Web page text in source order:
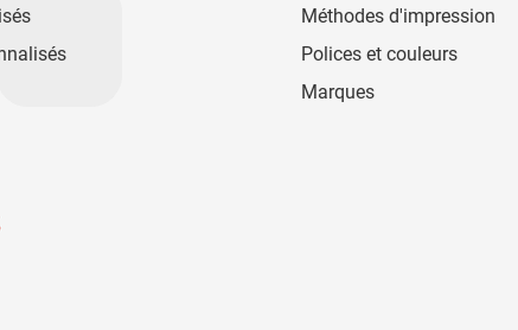
Méthodes d'impression
Polices et couleurs
Marques